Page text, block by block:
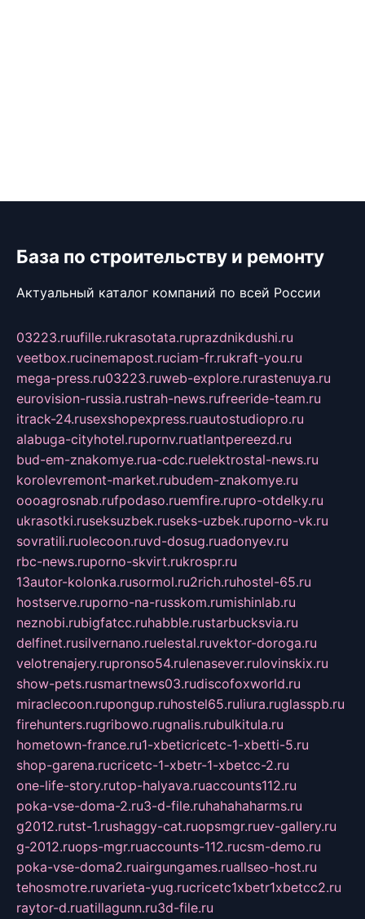
База по строительству и ремонту
Актуальный каталог компаний по всей России
03223.ruufille.rukrasotata.ruprazdnikdushi.ru
veetbox.rucinemapost.ruciam-fr.rukraft-you.ru
mega-press.ru03223.ruweb-explore.rurastenuya.ru
eurovision-russia.rustrah-news.rufreeride-team.ru
itrack-24.rusexshopexpress.ruautostudiopro.ru
alabuga-cityhotel.rupornv.ruatlantpereezd.ru
bud-em-znakomye.rua-cdc.ruelektrostal-news.ru
korolevremont-market.rubudem-znakomye.ru
oooagrosnab.rufpodaso.ruemfire.rupro-otdelky.ru
ukrasotki.ruseksuzbek.ruseks-uzbek.ruporno-vk.ru
sovratili.ruolecoon.ruvd-dosug.ruadonyev.ru
rbc-news.ruporno-skvirt.rukrospr.ru
13autor-kolonka.rusormol.ru2rich.ruhostel-65.ru
hostserve.ruporno-na-russkom.rumishinlab.ru
neznobi.rubigfatcc.ruhabble.rustarbucksvia.ru
delfinet.rusilvernano.ruelestal.ruvektor-doroga.ru
velotrenajery.rupronso54.rulenasever.rulovinskix.ru
show-pets.rusmartnews03.rudiscofoxworld.ru
miraclecoon.rupongup.ruhostel65.ruliura.ruglasspb.ru
firehunters.rugribowo.rugnalis.rubulkitula.ru
hometown-france.ru1-xbeticricetc-1-xbetti-5.ru
shop-garena.rucricetc-1-xbetr-1-xbetcc-2.ru
one-life-story.rutop-halyava.ruaccounts112.ru
poka-vse-doma-2.ru3-d-file.ruhahahaharms.ru
g2012.rutst-1.rushaggy-cat.ruopsmgr.ruev-gallery.ru
g-2012.ruops-mgr.ruaccounts-112.rucsm-demo.ru
poka-vse-doma2.ruairgungames.ruallseo-host.ru
tehosmotre.ruvarieta-yug.rucricetc1xbetr1xbetcc2.ru
raytor-d.ruatillagunn.ru3d-file.ru